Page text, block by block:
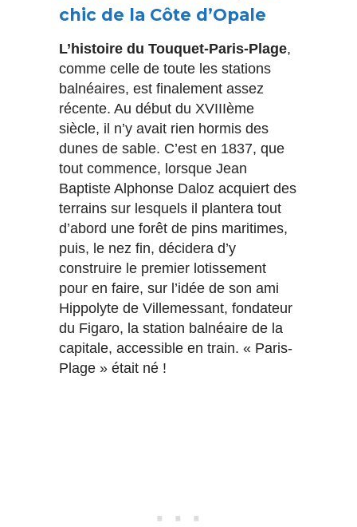
chic de la Côte d’Opale
L’histoire du Touquet-Paris-Plage,
comme celle de toute les stations
balnéaires, est finalement assez
récente. Au début du XVIIIème
siècle, il n’y avait rien hormis des
dunes de sable. C’est en 1837, que
tout commence, lorsque Jean
Baptiste Alphonse Daloz acquiert des
terrains sur lesquels il plantera tout
d’abord une forêt de pins maritimes,
puis, le nez fin, décidera d’y
construire le premier lotissement
pour en faire, sur l’idée de son ami
Hippolyte de Villemessant, fondateur
du Figaro, la station balnéaire de la
capitale, accessible en train. « Paris-
Plage » était né !